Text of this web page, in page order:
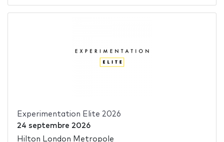
Experimentation Elite 2026
24 septembre 2026
Hilton London Metropole